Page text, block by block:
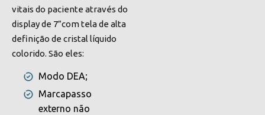
vitais do paciente através do
display de 7”com tela de alta
definição de cristal líquido
colorido. São eles:
Modo DEA;
Marcapasso
externo não